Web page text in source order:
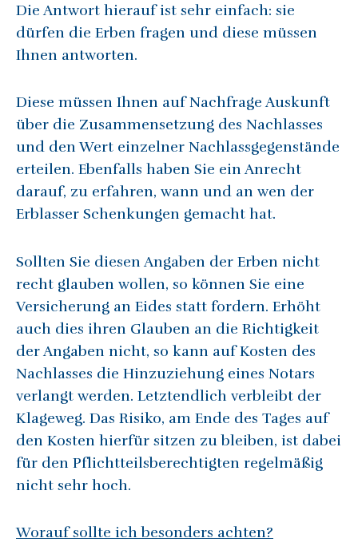
Die Antwort hierauf ist sehr einfach: sie
dürfen die Erben fragen und diese müssen
Ihnen antworten.
Diese müssen Ihnen auf Nachfrage Auskunft
über die Zusammensetzung des Nachlasses
und den Wert einzelner Nachlassgegenstände
erteilen. Ebenfalls haben Sie ein Anrecht
darauf, zu erfahren, wann und an wen der
Erblasser Schenkungen gemacht hat.
Sollten Sie diesen Angaben der Erben nicht
recht glauben wollen, so können Sie eine
Versicherung an Eides statt fordern. Erhöht
auch dies ihren Glauben an die Richtigkeit
der Angaben nicht, so kann auf Kosten des
Nachlasses die Hinzuziehung eines Notars
verlangt werden. Letztendlich verbleibt der
Klageweg. Das Risiko, am Ende des Tages auf
den Kosten hierfür sitzen zu bleiben, ist dabei
für den Pflichtteilsberechtigten regelmäßig
nicht sehr hoch.
Worauf sollte ich besonders achten?